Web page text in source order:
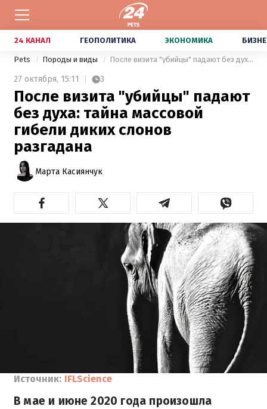
24 КАНАЛ ГЕОПОЛИТИКА ЭКОНОМИКА
Pets Породы и виды После визита "убийцы" падают без духа: тайна массовой гибели диких слонов разгадана
27 октября, 15:11 3
После визита "убийцы" падают
без духа: тайна массовой
гибели диких слонов
разгадана
Марта Касиянчук
Источник: IFLScience
В мае и июне 2020 года произошла